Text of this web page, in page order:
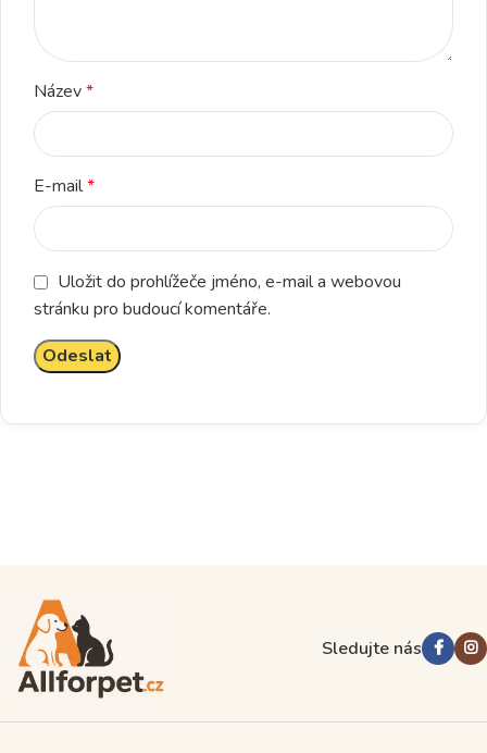
Název*
E-mail*
Uložit do prohlížeče jméno, e-mail a webovou
stránku pro budoucí komentáře.
Sledujte nás